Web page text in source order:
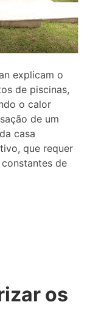
explicam o
de piscinas,
o calor
de um
casa
que requer
de
os